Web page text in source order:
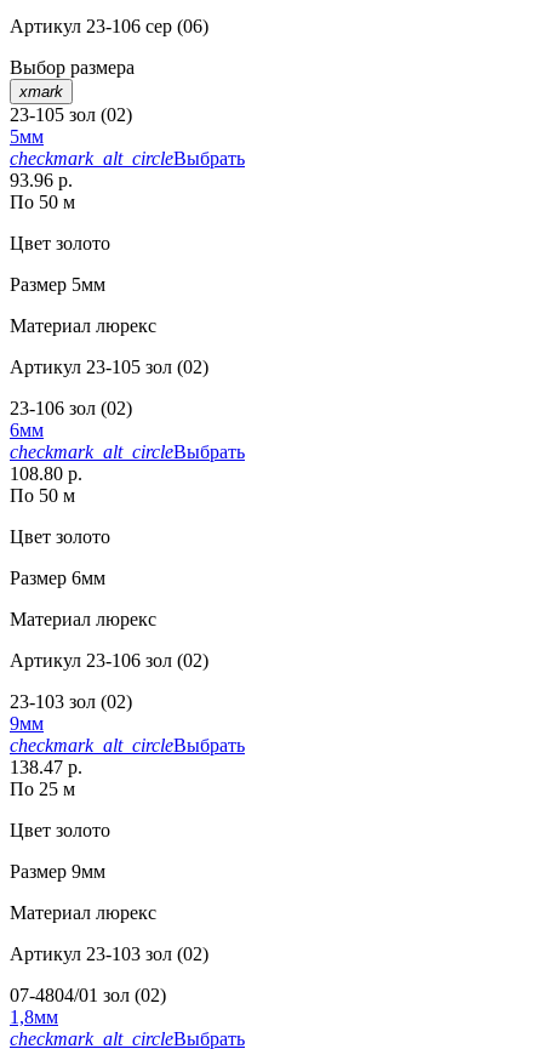
Артикул 23-106 сер (06)
Выбор размера
xmark
23-105 зол (02)
5мм
checkmark_alt_circleВыбрать
93.96 р.
По 50 м
Цвет золото
Размер 5мм
Материал люрекс
Артикул 23-105 зол (02)
23-106 зол (02)
6мм
checkmark_alt_circleВыбрать
108.80 р.
По 50 м
Цвет золото
Размер 6мм
Материал люрекс
Артикул 23-106 зол (02)
23-103 зол (02)
9мм
checkmark_alt_circleВыбрать
138.47 р.
По 25 м
Цвет золото
Размер 9мм
Материал люрекс
Артикул 23-103 зол (02)
07-4804/01 зол (02)
1,8мм
checkmark_alt_circleВыбрать